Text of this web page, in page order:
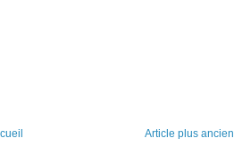
Article plus ancien